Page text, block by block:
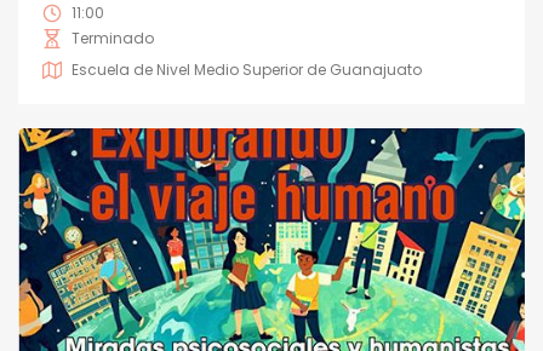
11:00
Terminado
Escuela de Nivel Medio Superior de Guanajuato